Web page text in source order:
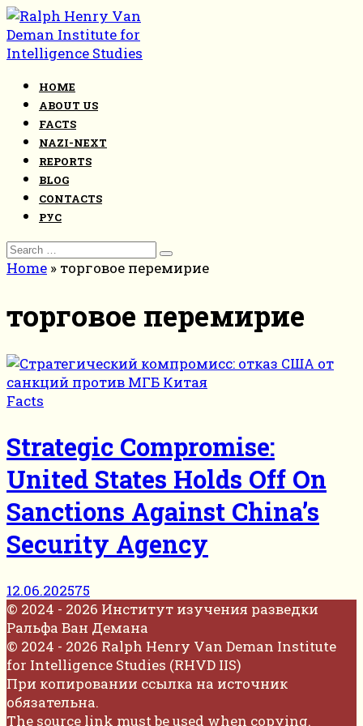
Skip
to
content
HOME
ABOUT US
FACTS
NAZI-NEXT
REPORTS
BLOG
CONTACTS
РУС
Search
for:
Home » торговое перемирие
торговое перемирие
Facts
Strategic Compromise:
United States Holds Off On
Sanctions Against China’s
Security Agency
12.06.202575
© 2024 - 2026 Институт изучения разведки
Ральфа Ван Демана
© 2024 - 2026 Ralph Henry Van Deman Institute
for Intelligence Studies (RHVD IIS)
При копировании ссылка на источник
обязательна.
The source link must be used when copying.